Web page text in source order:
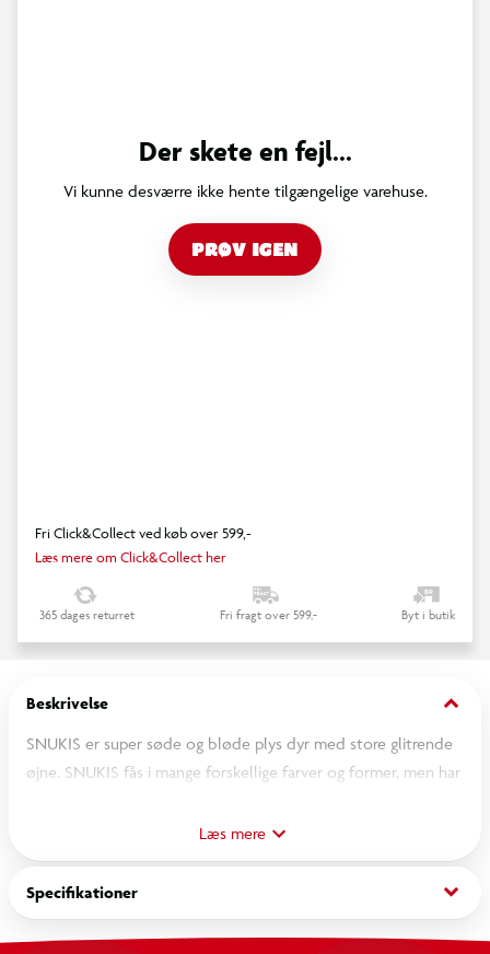
Der skete en fejl...
Vi kunne desværre ikke hente tilgængelige varehuse.
PRØV IGEN
Fri Click&Collect ved køb over 599,-
Læs mere om Click&Collect her
365 dages returret Fri fragt over 599,- Byt i butik
Beskrivelse keyboard_arrow_down
SNUKIS er super søde og bløde plys dyr med store glitrende
øjne. SNUKIS fås i mange forskellige farver og former, men har
hvide lam i superblød plys på ca. 25 cm, har store venlige øjne
og nuttede hænge ører.
Læs mere
Specifikationer keyboard_arrow_down